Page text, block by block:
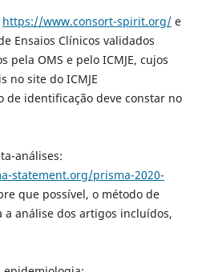
https://www.consort-spirit.org/e
Ensaios Clínicos validados
pela OMS e pelo ICMJE, cujos
no site do ICMJE
de identificação deve constar no
análises:
statement.org/prisma-2020-
que possível, o método de
análise dos artigos incluídos,